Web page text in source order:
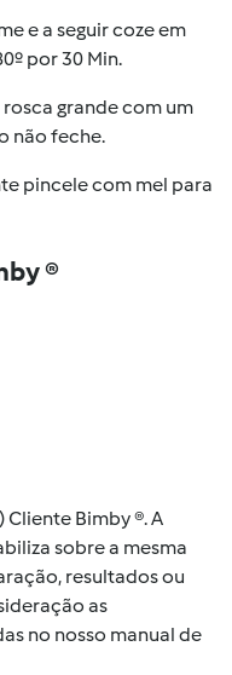
e a seguir coze em
por 30 Min.
grande com um
não feche.
pincele com mel para
®
Bimby ®. A
sobre a mesma
resultados ou
as
no nosso manual de